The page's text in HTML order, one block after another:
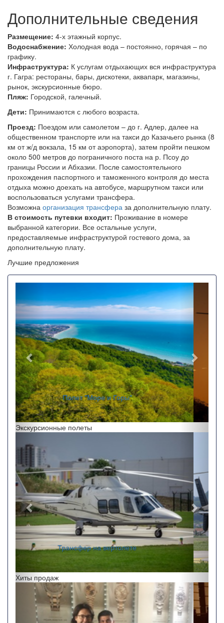
Дополнительные сведения
Размещение: 4-х этажный корпус.
Водоснабжение: Холодная вода – постоянно, горячая – по
графику.
Инфраструктура: К услугам отдыхающих вся инфраструктура
г. Гагра: рестораны, бары, дискотеки, аквапарк, магазины,
рынок, экскурсионные бюро.
Пляж: Городской, галечный.
Дети: Принимаются с любого возраста.
Проезд: Поездом или самолетом – до г. Адлер, далее на
общественном транспорте или на такси до Казачьего рынка (8
км от ж/д вокзала, 15 км от аэропорта), затем пройти пешком
около 500 метров до пограничного поста на р. Псоу до
границы России и Абхазии. После самостоятельного
прохождения паспортного и таможенного контроля до места
отдыха можно доехать на автобусе, маршрутном такси или
воспользоваться услугами трансфера.
Возможна организация трансфера за дополнительную плату.
В стоимость путевки входит: Проживание в номере
выбранной категории. Все остальные услуги,
предоставляемые инфраструктурой гостевого дома, за
дополнительную плату.
Лучшие предложения
"Полет на закате"
Экскурсионные полеты
Перелеты по краю
Хиты продаж
Назад